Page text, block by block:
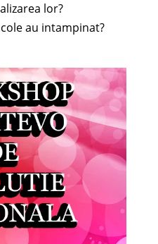
lor?
au intampinat?